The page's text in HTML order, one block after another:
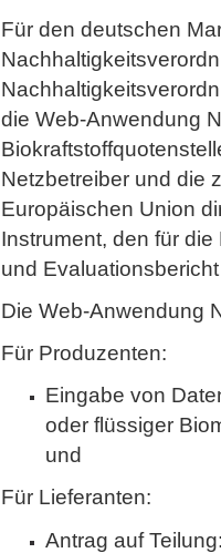
Für den deutschen
die Web-Anwendung
Netzbetreiber und die
Europäischen Union
Instrument, den für
und
Die Web-Anwendung
Für Produzenten:
Eingabe von
oder flüssiger
und
Für Lieferanten:
Antrag auf